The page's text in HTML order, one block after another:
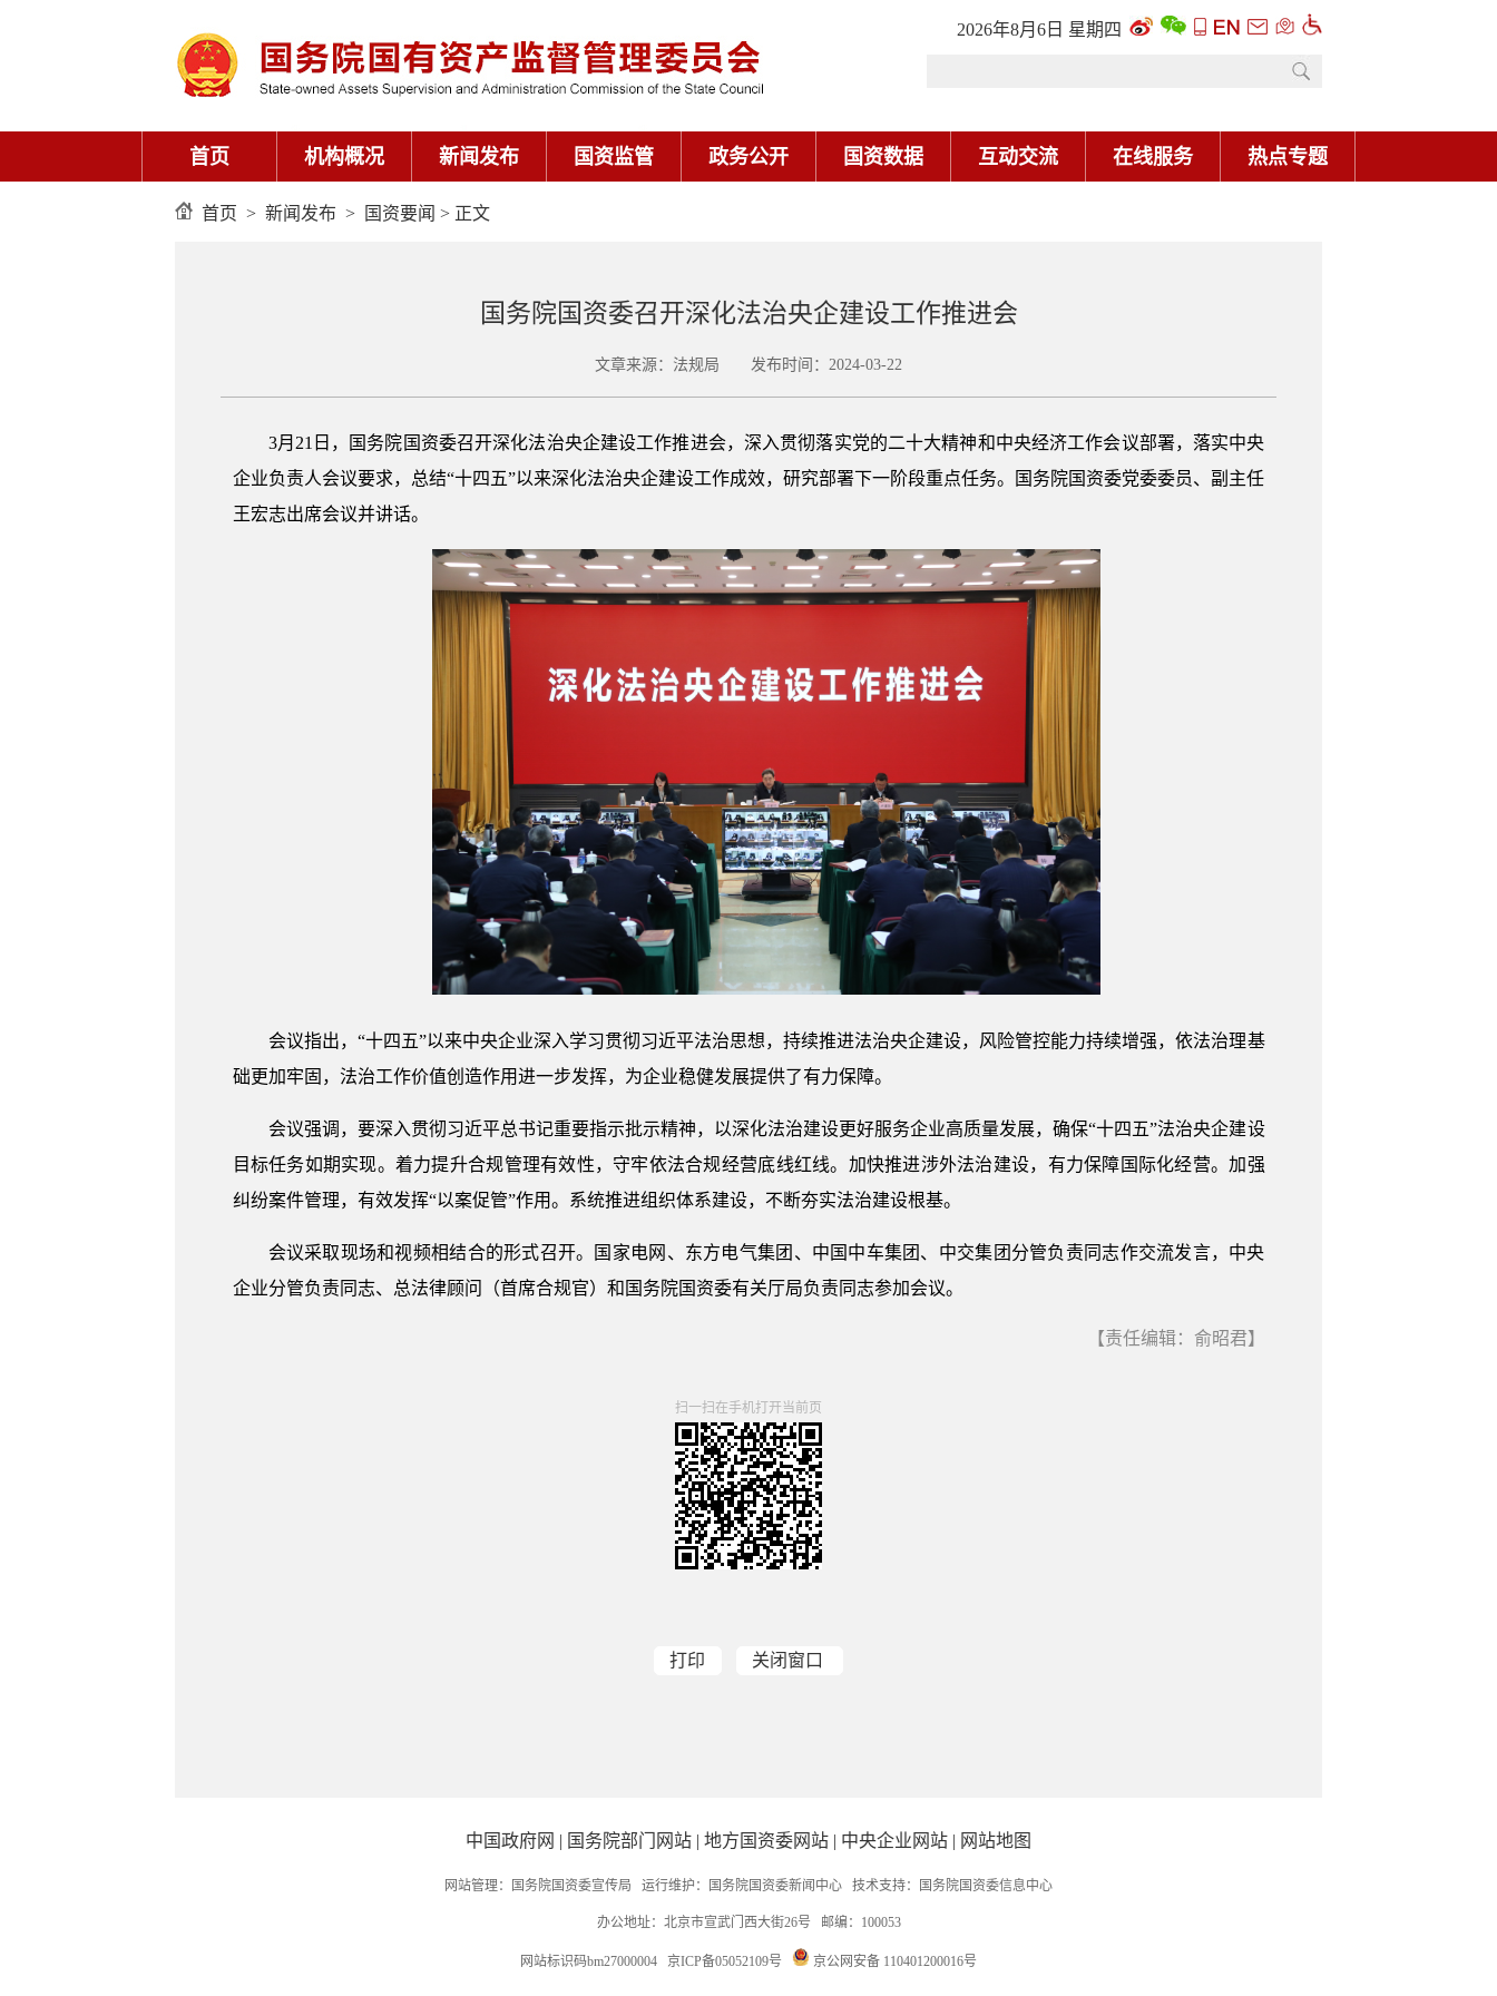
2026年8月6日 星期四
首页 机构概况 新闻发布 国资监管 政务公开 国资数据 互动交流 在线服务 热点专题
首页 > 新闻发布 > 国资要闻 > 正文
国务院国资委召开深化法治央企建设工作推进会
文章来源：法规局 发布时间：2024-03-22
3月21日，国务院国资委召开深化法治央企建设工作推进会，深入贯彻落实党的二十大精神和中央经济工作会议部署，落实中央
企业负责人会议要求，总结“十四五”以来深化法治央企建设工作成效，研究部署下一阶段重点任务。国务院国资委党委委员、副主任
王宏志出席会议并讲话。
会议指出，“十四五”以来中央企业深入学习贯彻习近平法治思想，持续推进法治央企建设，风险管控能力持续增强，依法治理基
础更加牢固，法治工作价值创造作用进一步发挥，为企业稳健发展提供了有力保障。
会议强调，要深入贯彻习近平总书记重要指示批示精神，以深化法治建设更好服务企业高质量发展，确保“十四五”法治央企建设
目标任务如期实现。着力提升合规管理有效性，守牢依法合规经营底线红线。加快推进涉外法治建设，有力保障国际化经营。加强
纠纷案件管理，有效发挥“以案促管”作用。系统推进组织体系建设，不断夯实法治建设根基。
会议采取现场和视频相结合的形式召开。国家电网、东方电气集团、中国中车集团、中交集团分管负责同志作交流发言，中央
企业分管负责同志、总法律顾问（首席合规官）和国务院国资委有关厅局负责同志参加会议。
【责任编辑：俞昭君】
扫一扫在手机打开当前页
打印 关闭窗口